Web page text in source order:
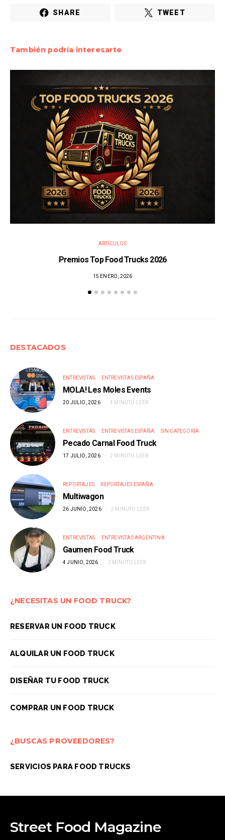
SHARE TWEET
También podría interesarte
ARTÍCULOS
Premios Top Food Trucks 2026
15 ENERO, 2026
DESTACADOS
ENTREVISTAS ENTREVISTAS ESPAÑA
MOLA! Les Moles Events
20 JULIO, 2026 4 MINUTO LEER
ENTREVISTAS ENTREVISTAS ESPAÑA SIN CATEGORÍA
Pecado Carnal Food Truck
17 JULIO, 2026 2 MINUTO LEER
REPORTAJES REPORTAJES ESPAÑA
Multiwagon
26 JUNIO, 2026 2 MINUTO LEER
ENTREVISTAS ENTREVISTAS ARGENTINA
Gaumen Food Truck
4 JUNIO, 2026 2 MINUTO LEER
¿NECESITAS UN FOOD TRUCK?
RESERVAR UN FOOD TRUCK
ALQUILAR UN FOOD TRUCK
DISEÑAR TU FOOD TRUCK
COMPRAR UN FOOD TRUCK
¿BUSCAS PROVEEDORES?
SERVICIOS PARA FOOD TRUCKS
Street Food Magazine